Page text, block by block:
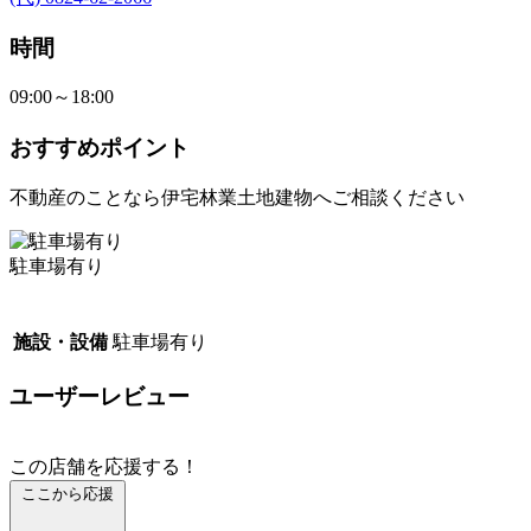
時間
09:00～18:00
おすすめポイント
不動産のことなら伊宅林業土地建物へご相談ください
駐車場有り
施設・設備 駐車場有り
ユーザーレビュー
この店舗を応援する！
ここから応援